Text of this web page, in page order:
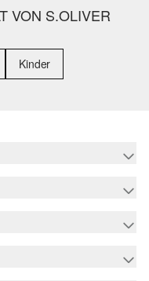
VON S.OLIVER
Kinder